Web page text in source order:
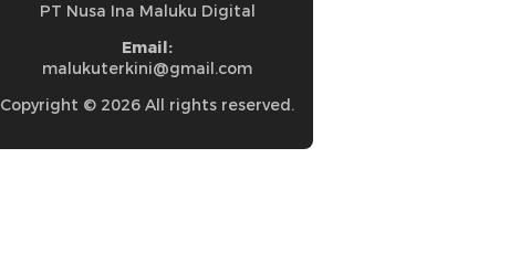
PT Nusa Ina Maluku Digital
Email:
malukuterkini@gmail.com
Copyright © 2026 All rights reserved.